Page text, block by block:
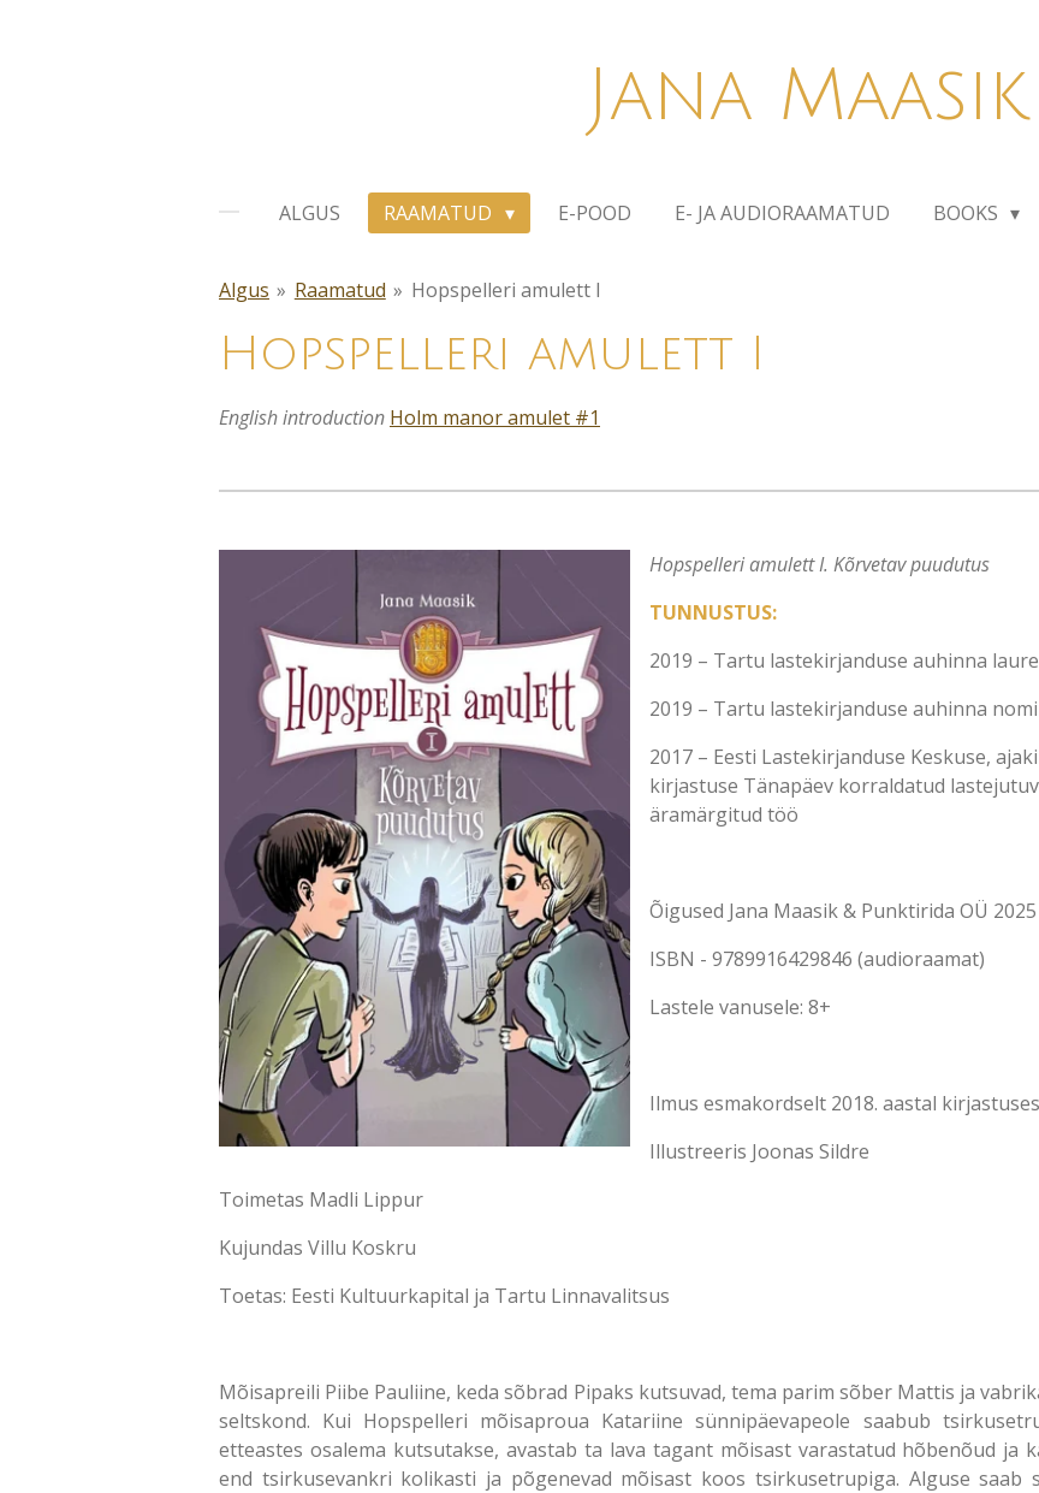
Jana Maasik
ALGUS RAAMATUD E-POOD E- JA AUDIORAAMATUD BOOKS
Algus » Raamatud » Hopspelleri amulett I
Hopspelleri amulett I
English introduction Holm manor amulet #1
Hopspelleri amulett I. Kõrvetav puudutus
TUNNUSTUS:
2019 – Tartu lastekirjanduse auhinna
2019 – Tartu lastekirjanduse auhinna
2017 – Eesti Lastekirjanduse Keskuse,
kirjastuse Tänapäev korraldatud
äramärgitud töö
Õigused Jana Maasik & Punktirida OÜ 2025
ISBN - 9789916429846 (audioraamat)
Lastele vanusele: 8+
Ilmus esmakordselt 2018. aastal
Illustreeris Joonas Sildre
Toimetas Madli Lippur
Kujundas Villu Koskru
Toetas: Eesti Kultuurkapital ja Tartu Linnavalitsus
Mõisapreili Piibe Pauliine, keda sõbrad Pipaks kutsuvad, tema parim sõber Mattis ja
seltskond. Kui Hopspelleri mõisaproua Katariine sünnipäevapeole saabub
etteastes osalema kutsutakse, avastab ta lava tagant mõisast varastatud hõbenõud ja
end tsirkusevankri kolikasti ja põgenevad mõisast koos tsirkusetrupiga. Alguse